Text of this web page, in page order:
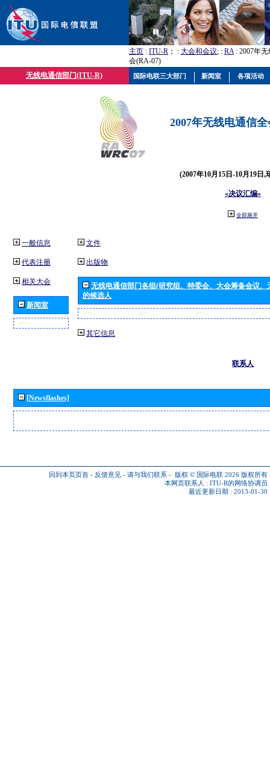
主页 : ITU-R ； : 大会和会议; : RA: 2007年
会(RA-07)
无线电通信部门(ITU-R)
2007年无线电通信
(2007年10月15日-10月19日,
«决议汇编»
全部展开
一般信息
代表注册
相关大会
新闻室
文件
出版物
无线电通信部门各组(研究组、特委会、大会筹备会议
的候选人
其它信息
联系人
[Newsflashes]
回到本页页首 - 反馈意见 - 请与我们联系 - 版权 © 国际电联 2026 版权所有
本网页联系人 : ITU-R的网络协调员
最近更新日期 : 2013-01-30
国际电联三大部门 新闻室 各项活动